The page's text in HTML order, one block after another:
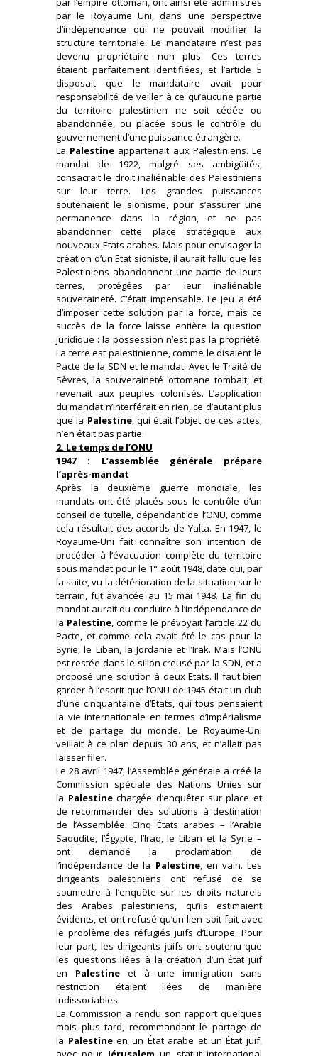
par le Royaume Uni, dans une perspective
d’indépendance qui ne pouvait modifier la
structure territoriale. Le mandataire n’est pas
devenu propriétaire non plus. Ces terres
étaient parfaitement identifiées, et l’article 5
disposait que le mandataire avait pour
responsabilité de veiller à ce qu’aucune partie
du territoire palestinien ne soit cédée ou
abandonnée, ou placée sous le contrôle du
gouvernement d’une puissance étrangère.
La Palestine appartenait aux Palestiniens. Le
mandat de 1922, malgré ses ambigüités,
consacrait le droit inaliénable des Palestiniens
sur leur terre. Les grandes puissances
soutenaient le sionisme, pour s’assurer une
permanence dans la région, et ne pas
abandonner cette place stratégique aux
nouveaux Etats arabes. Mais pour envisager la
création d’un Etat sioniste, il aurait fallu que les
Palestiniens abandonnent une partie de leurs
terres, protégées par leur inaliénable
souveraineté. C’était impensable. Le jeu a été
d’imposer cette solution par la force, mais ce
succès de la force laisse entière la question
juridique : la possession n’est pas la propriété.
La terre est palestinienne, comme le disaient le
Pacte de la SDN et le mandat. Avec le Traité de
Sèvres, la souveraineté ottomane tombait, et
revenait aux peuples colonisés. L’application
du mandat n’interférait en rien, ce d’autant plus
que la Palestine, qui était l’objet de ces actes,
n’en était pas partie.
2. Le temps de l’ONU
1947 : L’assemblée générale prépare
l’après-mandat
Après la deuxième guerre mondiale, les
mandats ont été placés sous le contrôle d’un
conseil de tutelle, dépendant de l’ONU, comme
cela résultait des accords de Yalta. En 1947, le
Royaume-Uni fait connaître son intention de
procéder à l’évacuation complète du territoire
sous mandat pour le 1° août 1948, date qui, par
la suite, vu la détérioration de la situation sur le
terrain, fut avancée au 15 mai 1948. La fin du
mandat aurait du conduire à l’indépendance de
la Palestine, comme le prévoyait l’article 22 du
Pacte, et comme cela avait été le cas pour la
Syrie, le Liban, la Jordanie et l’Irak. Mais l’ONU
est restée dans le sillon creusé par la SDN, et a
proposé une solution à deux Etats. Il faut bien
garder à l’esprit que l’ONU de 1945 était un club
d’une cinquantaine d’Etats, qui tous pensaient
la vie internationale en termes d’impérialisme
et de partage du monde. Le Royaume-Uni
veillait à ce plan depuis 30 ans, et n’allait pas
laisser filer.
Le 28 avril 1947, l’Assemblée générale a créé la
Commission spéciale des Nations Unies sur
la Palestinechargée d’enquêter sur place et
de recommander des solutions à destination
de l’Assemblée. Cinq États arabes – l’Arabie
Saoudite, l’Égypte, l’Iraq, le Liban et la Syrie –
ont demandé la proclamation de
l’indépendance de la Palestine, en vain. Les
dirigeants palestiniens ont refusé de se
soumettre à l’enquête sur les droits naturels
des Arabes palestiniens, qu’ils estimaient
évidents, et ont refusé qu’un lien soit fait avec
le problème des réfugiés juifs d’Europe. Pour
leur part, les dirigeants juifs ont soutenu que
les questions liées à la création d’un État juif
en Palestine et à une immigration sans
restriction étaient liées de manière
indissociables.
La Commission a rendu son rapport quelques
mois plus tard, recommandant le partage de
la Palestineen un État arabe et un État juif,